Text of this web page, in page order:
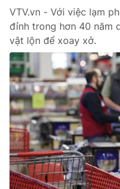
Tổng đài VTV:
024.38 355
Ðiện thoại Thời báo VTV:
Email:toasoan@vtv.vn
Liên hệ quảng cáo:024-
VTV.vn - Với việc lạm
đỉnh trong hơn 40 năm
vật lộn để xoay xở.